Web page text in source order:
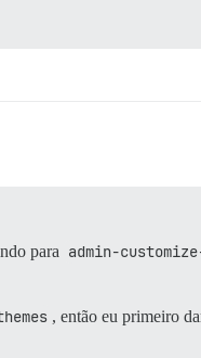
para admin-
, então eu primeiro